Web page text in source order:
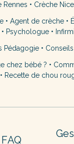
Rennes • Crèche Nice
• Agent de crèche•
Psychologue•
Pédagogie •
chez bébé ? •
• Recette de chou
FAQ